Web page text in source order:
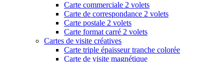
Carte commerciale 2 volets
Carte de correspondance 2 volets
Carte postale 2 volets
Carte format carré 2 volets
Cartes de visite créatives
Carte triple épaisseur tranche colorée
Carte de visite magnétique